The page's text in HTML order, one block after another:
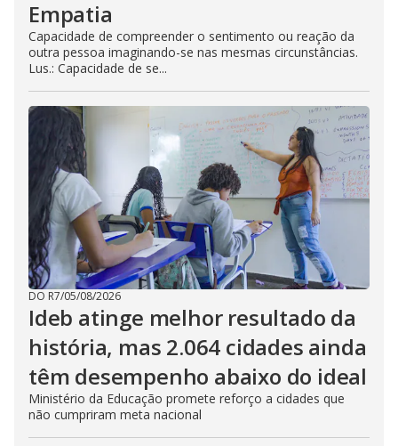
Empatia
Capacidade de compreender o sentimento ou reação da
outra pessoa imaginando-se nas mesmas circunstâncias.
Lus.: Capacidade de se...
DO R7/05/08/2026
Ideb atinge melhor resultado da
história, mas 2.064 cidades ainda
têm desempenho abaixo do ideal
Ministério da Educação promete reforço a cidades que
não cumpriram meta nacional